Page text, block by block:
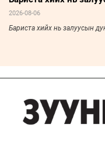
2026-08-06
Бариста хийх нь залуусын